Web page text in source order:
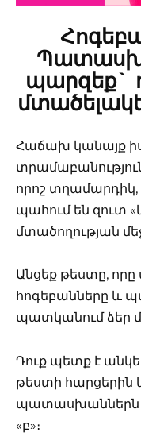
պարզեք`
Հաճախ կանայք
որոշ
պահում են զուտ
մտածողության
Անցեք թեստը,
հոգեբանները և
պատկանում ձեր
Դուք պետք է
թեստի հարցերին
պատասխաններն
«բ»։